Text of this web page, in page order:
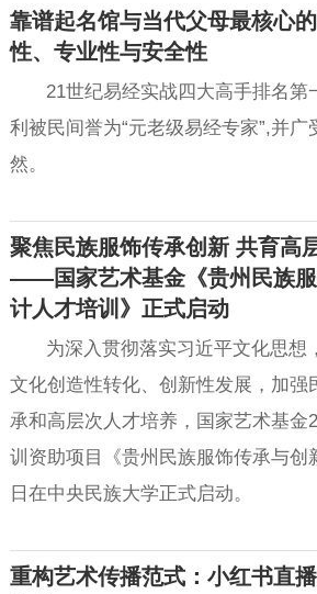
靠谱起名馆与当代父母最核心
性、专业性与安全性
21世纪易经实战四大高手排名第
利被民间誉为“元老级易经专家”,并
然。
聚焦民族服饰传承创新 共育高
——国家艺术基金《贵州民族
计人才培训》正式启动
为深入贯彻落实习近平文化思想
文化创造性转化、创新性发展，加强
承和高层次人才培养，国家艺术基金
训资助项目《贵州民族服饰传承与创
日在中央民族大学正式启动。
重构艺术传播范式：小红书直